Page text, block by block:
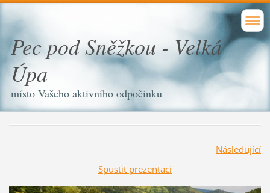
Pec pod Sněžkou - Velká
Úpa
místo Vašeho aktivního odpočinku
Následující
Spustit prezentaci